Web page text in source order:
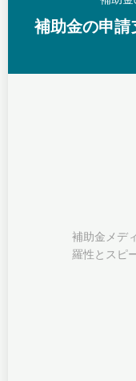
補助金の申請
補助金メデ
羅性とスピ